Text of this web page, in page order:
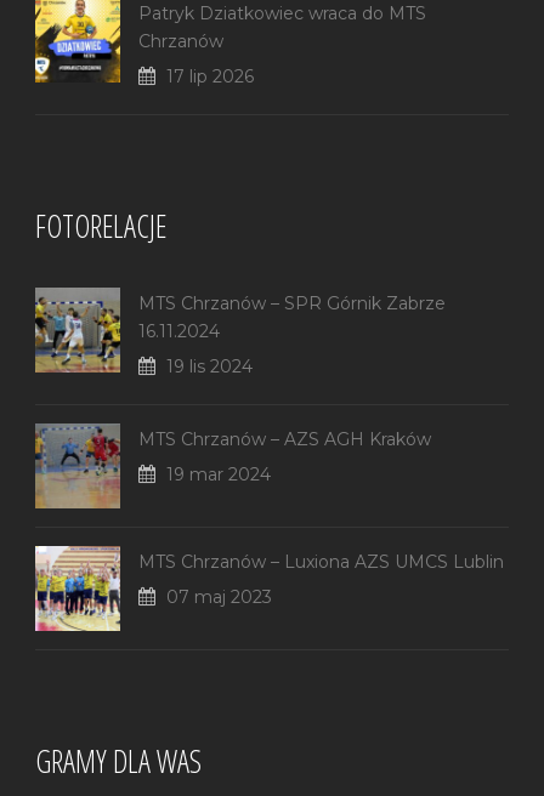
Patryk Dziatkowiec wraca do MTS
Chrzanów
17 lip 2026
FOTORELACJE
MTS Chrzanów – SPR Górnik Zabrze
16.11.2024
19 lis 2024
MTS Chrzanów – AZS AGH Kraków
19 mar 2024
MTS Chrzanów – Luxiona AZS UMCS Lublin
07 maj 2023
GRAMY DLA WAS